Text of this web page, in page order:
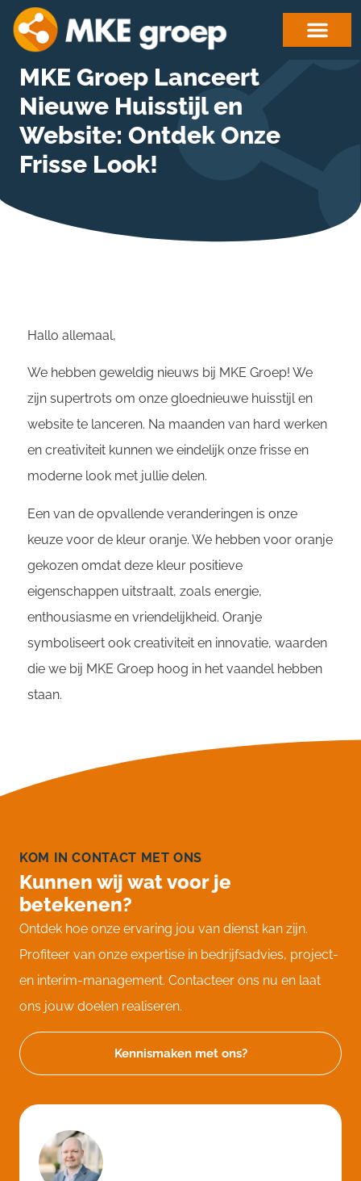
MKE Groep Lanceert
Nieuwe Huisstijl en
Website: Ontdek Onze
Frisse Look!
Hallo allemaal,
We hebben geweldig nieuws bij MKE Groep! We
zijn supertrots om onze gloednieuwe huisstijl en
website te lanceren. Na maanden van hard werken
en creativiteit kunnen we eindelijk onze frisse en
moderne look met jullie delen.
Een van de opvallende veranderingen is onze
keuze voor de kleur oranje. We hebben voor oranje
gekozen omdat deze kleur positieve
eigenschappen uitstraalt, zoals energie,
enthousiasme en vriendelijkheid. Oranje
symboliseert ook creativiteit en innovatie, waarden
die we bij MKE Groep hoog in het vaandel hebben
staan.
KOM IN CONTACT MET ONS
Kunnen wij wat voor je
betekenen?
Ontdek hoe onze ervaring jou van dienst kan zijn.
Profiteer van onze expertise in bedrijfsadvies, project-
en interim-management. Contacteer ons nu en laat
ons jouw doelen realiseren.
Kennismaken met ons?